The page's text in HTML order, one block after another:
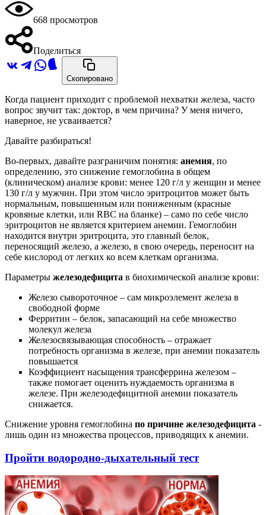
668 просмотров
Поделиться
Скопировано
Когда пациент приходит с проблемой нехватки железа, часто
вопрос звучит так: доктор, в чем причина? У меня ничего,
наверное, не усваивается?
Давайте разбираться!
Во-первых, давайте разграничим понятия: анемия, по
определению, это снижение гемоглобина в общем
(клиническом) анализе крови: менее 120 г/л у женщин и менее
130 г/л у мужчин. При этом число эритроцитов может быть
нормальным, повышенным или пониженным (красные
кровяные клетки, или RBC на бланке) – само по себе число
эритроцитов не является критерием анемии. Гемоглобин
находится внутри эритроцита, это главный белок,
переносящий железо, а железо, в свою очередь, переносит на
себе кислород от легких ко всем клеткам организма.
Параметры железодефицита в биохимической анализе крови:
Железо сывороточное – сам микроэлемент железа в
свободной форме
Ферритин – белок, запасающий на себе множество
молекул железа
Железосвязывающая способность – отражает
потребность организма в железе, при анемии показатель
повышается
Коэффициент насыщения трансферрина железом –
также помогает оценить нуждаемость организма в
железе. При железодефицитной анемии показатель
снижается.
Снижение уровня гемоглобина по причине железодефицита -
лишь один из множества процессов, приводящих к анемии.
Пройти водородно-дыхательный тест